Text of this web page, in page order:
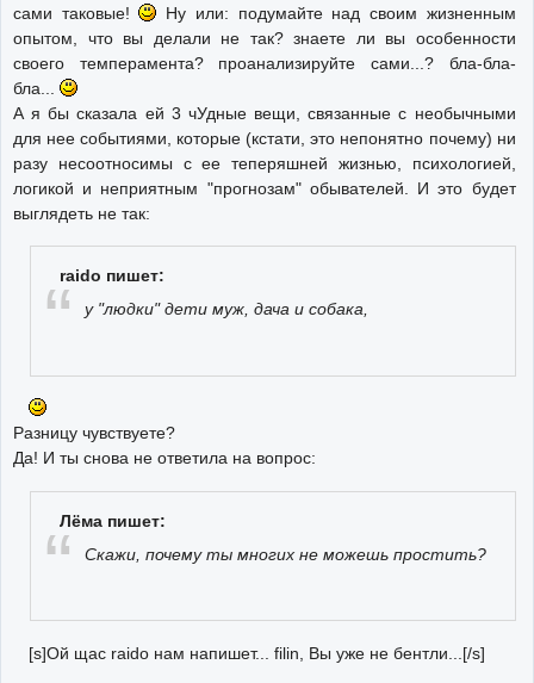
сами таковые!
Ну или: подумайте над своим жизненным
опытом, что вы делали не так? знаете ли вы особенности
своего темперамента? проанализируйте сами...? бла-бла-
бла...
А я бы сказала ей 3 чУдные вещи, связанные с необычными
для нее событиями, которые (кстати, это непонятно почему) ни
разу несоотносимы с ее теперяшней жизнью, психологией,
логикой и неприятным "прогнозам" обывателей. И это будет
выглядеть не так:
raido пишет:
у "людки" дети муж, дача и собака,
Разницу чувствуете?
Да! И ты снова не ответила на вопрос:
Лёма пишет:
Скажи, почему ты многих не можешь простить?
[s]Ой щас raido нам напишет... filin, Вы уже не бентли...[/s]